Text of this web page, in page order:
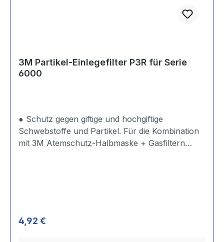
3M Partikel-Einlegefilter P3R für Serie
6000
● Schutz gegen giftige und hochgiftige
Schwebstoffe und Partikel. Für die Kombination
mit 3M Atemschutz-Halbmaske + Gasfiltern
Regulärer Preis:
4,92 €